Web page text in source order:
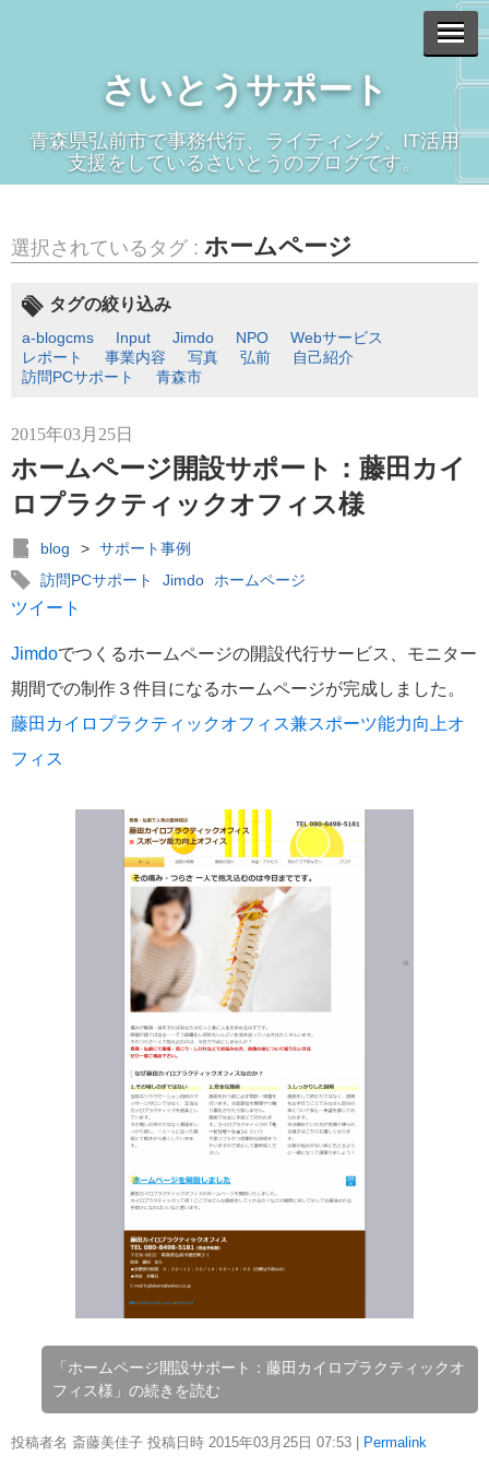
さいとうサポート
青森県弘前市で事務代行、ライティング、IT活用
支援をしているさいとうのブログです。
選択されているタグ : ホームページ
タグの絞り込み
a-blogcms Input Jimdo NPO
Webサービス
レポート
事業内容 写真 弘前
自己紹介
訪問PCサポート
青森市
2015年03月25日
ホームページ開設サポート：藤田カイ
ロプラクティックオフィス様
blog > サポート事例
訪問PCサポート
Jimdo ホームページ
ツイート
Jimdoでつくるホームページの開設代行サービス、モニター
期間での制作３件目になるホームページが完成しました。
藤田カイロプラクティックオフィス兼スポーツ能力向上オ
フィス
「ホームページ開設サポート：藤田カイロプラクティックオ
フィス様」の続きを読む
投稿者名 斎藤美佳子 投稿日時 2015年03月25日 07:53 | Permalink